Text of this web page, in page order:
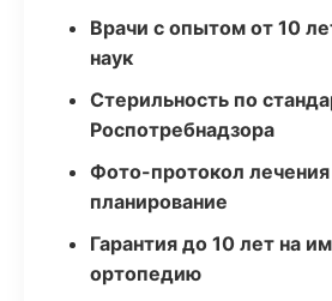
Врачи с опытом от 10
наук
Стерильность по
Роспотребнадзора
Фото-протокол
планирование
Гарантия до 10 лет на
ортопедию